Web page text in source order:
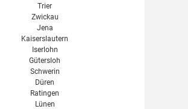
Trier
Zwickau
Jena
Kaiserslautern
Iserlohn
Gütersloh
Schwerin
Düren
Ratingen
Lünen